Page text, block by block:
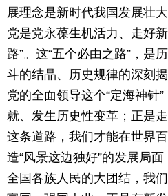
展理念是新时代我国发展壮
党是党永葆生机活力、走好
路”。这“五个必由之路”，是
斗的结晶、历史规律的深刻
党的全面领导这个“定海神针
就、发生历史性变革；正是
这条道路，我们才能在世界
造“风景这边独好”的发展局
全国各族人民的大团结，我